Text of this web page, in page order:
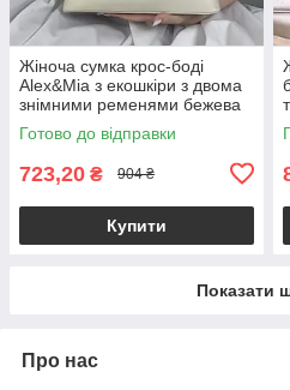
Жіноча сумка крос-боді
Alex&Mia з екошкіри з двома
знімними ременями бежева
Готово до відправки
723,20 ₴ 904 ₴
Купити
Показати
Про нас